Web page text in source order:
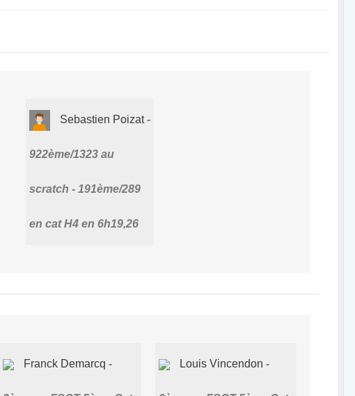
Sebastien Poizat
922ème/1323 au
scratch - 191ème/289
en cat H4 en 6h19,26
Franck Demarcq Louis Vincendon